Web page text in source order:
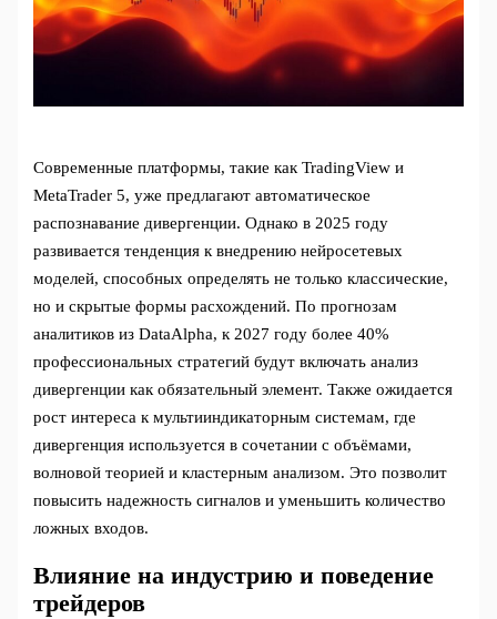
Современные платформы, такие как TradingView и
MetaTrader 5, уже предлагают автоматическое
распознавание дивергенции. Однако в 2025 году
развивается тенденция к внедрению нейросетевых
моделей, способных определять не только классические,
но и скрытые формы расхождений. По прогнозам
аналитиков из DataAlpha, к 2027 году более 40%
профессиональных стратегий будут включать анализ
дивергенции как обязательный элемент. Также ожидается
рост интереса к мультииндикаторным системам, где
дивергенция используется в сочетании с объёмами,
волновой теорией и кластерным анализом. Это позволит
повысить надежность сигналов и уменьшить количество
ложных входов.
Влияние на индустрию и поведение
трейдеров